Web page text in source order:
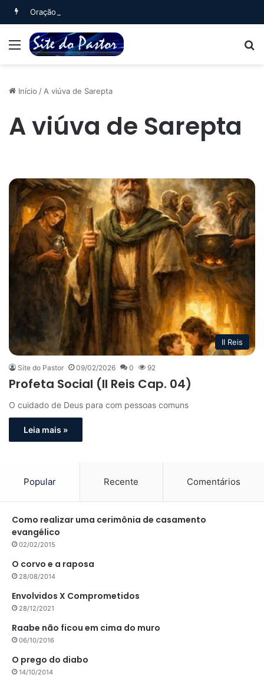
Oração Matinal (Salmo 5)
Menu
Início / A viúva de Sarepta
A viúva de Sarepta
II Reis
Site do Pastor 09/02/2026 0 92
Profeta Social (II Reis Cap. 04)
O cuidado de Deus para com pessoas comuns
Leia mais »
Popular Recente Comentários
Como realizar uma cerimônia de casamento
evangélico
02/02/2015
O corvo e a raposa
28/08/2014
Envolvidos X Comprometidos
28/12/2021
Raabe não ficou em cima do muro
06/10/2016
O prego do diabo
14/10/2014